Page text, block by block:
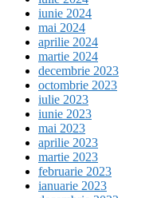
iunie 2024
mai 2024
aprilie 2024
martie 2024
decembrie 2023
octombrie 2023
iulie 2023
iunie 2023
mai 2023
aprilie 2023
martie 2023
februarie 2023
ianuarie 2023